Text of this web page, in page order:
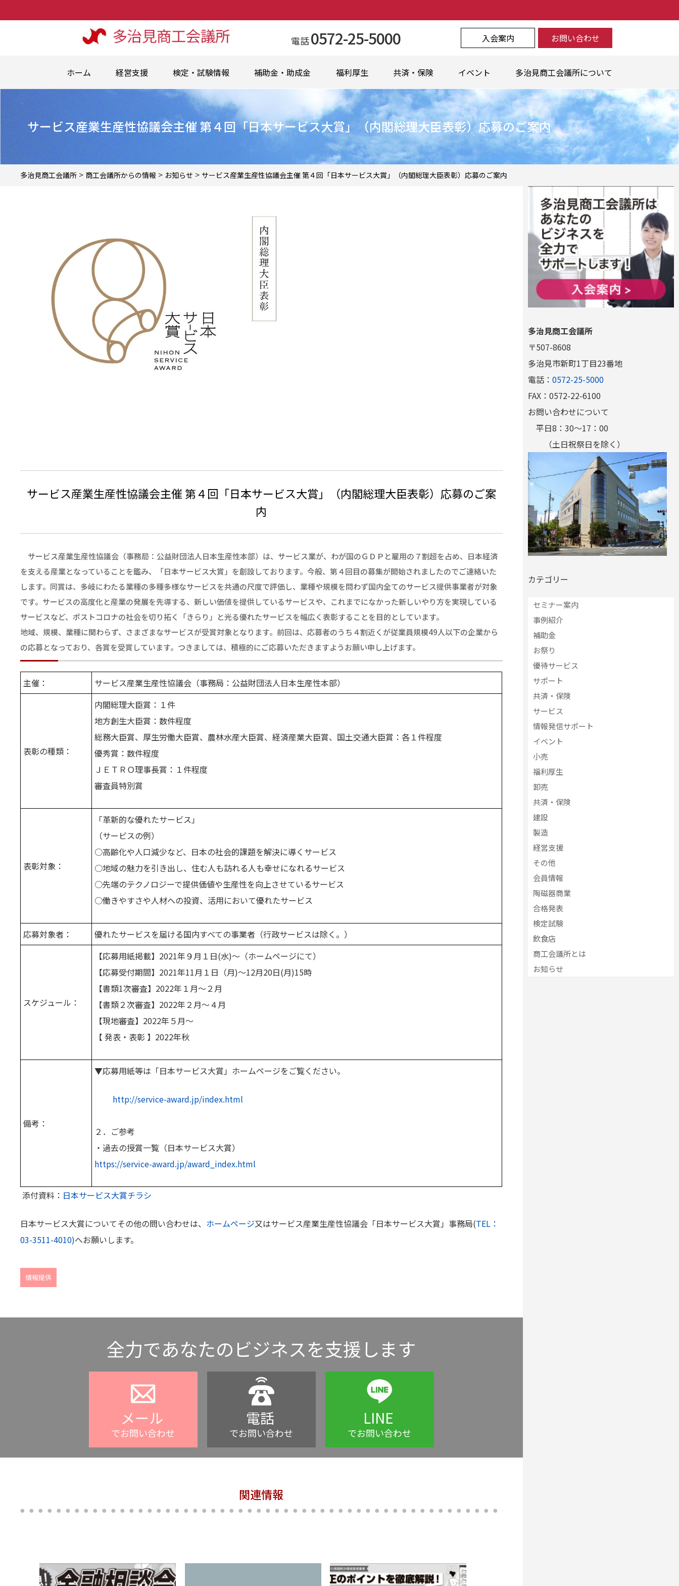
電話0572-25-5000 入会案内 お問い合わせ
ホーム 経営支援 検定・試験情報 補助金・助成金 福利厚生 共済・保険 イベント 多治見商工会議所について
サービス産業生産性協議会主催 第４回「日本サービス大賞」（内閣総理大臣表彰）応募のご案内
多治見商工会議所 > 商工会議所からの情報 > お知らせ > サービス産業生産性協議会主催 第４回「日本サービス大賞」（内閣総理大臣表彰）応募のご案内
サービス産業生産性協議会主催 第４回「日本サービス大賞」（内閣総理大臣表彰）応募のご案
内
サービス産業生産性協議会（事務局：公益財団法人日本生産性本部）は、サービス業が、わが国のＧＤＰと雇用の７割超を占め、日本経済
を支える産業となっていることを鑑み、「日本サービス大賞」を創設しております。今般、第４回目の募集が開始されましたのでご連絡いた
します。同賞は、多岐にわたる業種の多種多様なサービスを共通の尺度で評価し、業種や規模を問わず国内全てのサービス提供事業者が対象
です。サービスの高度化と産業の発展を先導する、新しい価値を提供しているサービスや、これまでになかった新しいやり方を実現している
サービスなど、ポストコロナの社会を切り拓く「きらり」と光る優れたサービスを幅広く表彰することを目的としています。
地域、規模、業種に関わらず、さまざまなサービスが受賞対象となります。前回は、応募者のうち４割近くが従業員規模49人以下の企業から
の応募となっており、各賞を受賞しています。つきましては、積極的にご応募いただきますようお願い申し上げます。
主催： サービス産業生産性協議会（事務局：公益財団法人日本生産性本部）
表彰の種類：
内閣総理大臣賞：１件
地方創生大臣賞：数件程度
総務大臣賞、厚生労働大臣賞、農林水産大臣賞、経済産業大臣賞、国土交通大臣賞：各１件程度
優秀賞：数件程度
ＪＥＴＲＯ理事長賞：１件程度
審査員特別賞
表彰対象：
「革新的な優れたサービス」
（サービスの例）
○高齢化や人口減少など、日本の社会的課題を解決に導くサービス
○地域の魅力を引き出し、住む人も訪れる人も幸せになれるサービス
○先端のテクノロジーで提供価値や生産性を向上させているサービス
○働きやすさや人材への投資、活用において優れたサービス
応募対象者： 優れたサービスを届ける国内すべての事業者（行政サービスは除く。）
スケジュール：
【応募用紙掲載】2021年９月１日(水)～（ホームページにて）
【応募受付期間】2021年11月１日（月)～12月20日(月)15時
【書類1次審査】2022年１月～２月
【書類２次審査】2022年２月～４月
【現地審査】2022年５月～
【 発表・表彰 】2022年秋
備考：
▼応募用紙等は「日本サービス大賞」ホームページをご覧ください。
http://service-award.jp/index.html
２．ご参考
・過去の授賞一覧（日本サービス大賞）
https://service-award.jp/award_index.html
添付資料： 日本サービス大賞チラシ
日本サービス大賞についてその他の問い合わせは、 ホームページ又はサービス産業生産性協議会「日本サービス大賞」事務局(TEL：
03-3511-4010)へお願いします。
情報提供
全力であなたのビジネスを支援します
メール
でお問い合わせ
電話
でお問い合わせ
LINE
でお問い合わせ
関連情報
多治見商工会議所
〒507-8608
多治見市新町1丁目23番地
電話： 0572-25-5000
FAX：0572-22-6100
お問い合わせについて
平日8：30～17：00
（土日祝祭日を除く）
カテゴリー
セミナー案内
事例紹介
補助金
お祭り
優待サービス
サポート
共済・保険
サービス
情報発信サポート
イベント
小売
福利厚生
卸売
共済・保険
建設
製造
経営支援
その他
会員情報
陶磁器商業
合格発表
検定試験
飲食店
商工会議所とは
お知らせ